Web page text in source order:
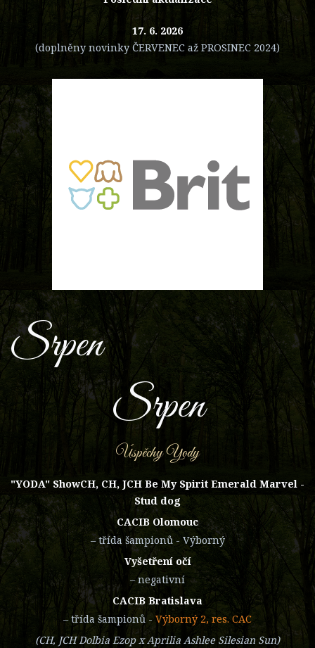
17. 6. 2026
(doplněny novinky ČERVENEC až PROSINEC 2024)
Srpen
Srpen
Úspěchy Yody
"YODA" ShowCH, CH, JCH Be My Spirit Emerald Marvel -
Stud dog
CACIB Olomouc
– třída šampionů - Výborný
Vyšetření očí
– negativní
CACIB Bratislava
– třída šampionů - Výborný 2, res. CAC
(CH, JCH Dolbia Ezop x Aprilia Ashlee Silesian Sun)